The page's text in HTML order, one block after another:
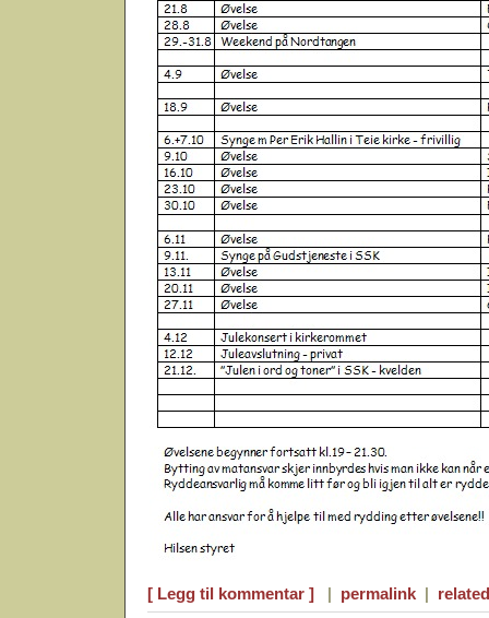
[ Legg til kommentar ] | permalink |